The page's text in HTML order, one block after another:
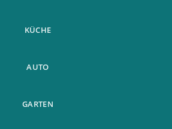
KÜCHE
AUTO
GARTEN